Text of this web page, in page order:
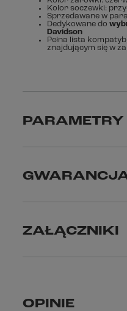
Kolor soczewki:
Sprzedawane w
Dedykowane do
Davidson
Pełna lista
znajdującym się w
PARAMETRY
ZAŁĄCZNIKI
OPINIE